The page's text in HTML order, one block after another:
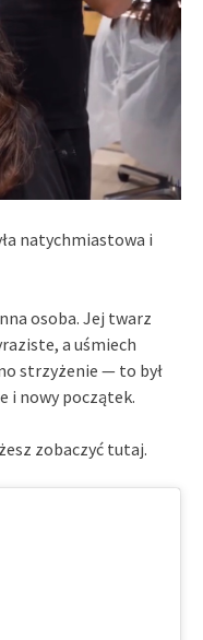
natychmiastowa i
osoba. Jej twarz
a uśmiech
strzyżenie — to był
i nowy początek.
zobaczyć tutaj.